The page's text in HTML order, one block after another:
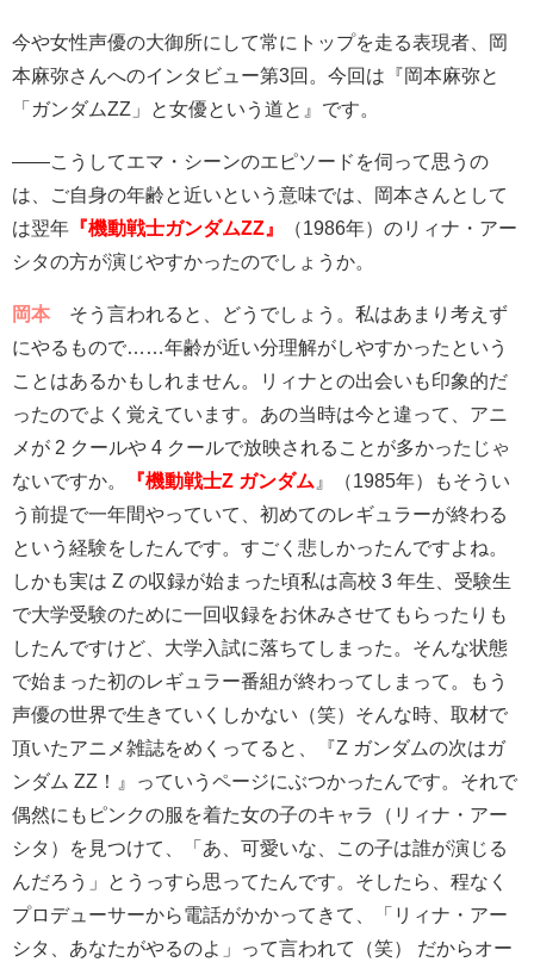
今や女性声優の大御所にして常にトップを走る表現者、岡
本麻弥さんへのインタビュー第3回。今回は『岡本麻弥と
「ガンダムZZ」と女優という道と』です。
――こうしてエマ・シーンのエピソードを伺って思うの
は、ご自身の年齢と近いという意味では、岡本さんとして
は翌年 『機動戦士ガンダムZZ』
（1986年）のリィナ・アー
シタの方が演じやすかったのでしょうか。
岡本 そう言われると、どうでしょう。私はあまり考えず
にやるもので……年齢が近い分理解がしやすかったという
ことはあるかもしれません。リィナとの出会いも印象的だ
ったのでよく覚えています。あの当時は今と違って、アニ
メが 2 クールや 4 クールで放映されることが多かったじゃ
ないですか。
『機動戦士Z ガンダム 』（1985年）もそうい
う前提で一年間やっていて、初めてのレギュラーが終わる
という経験をしたんです。すごく悲しかったんですよね。
しかも実は Z の収録が始まった頃私は高校 3 年生、受験生
で大学受験のために一回収録をお休みさせてもらったりも
したんですけど、大学入試に落ちてしまった。そんな状態
で始まった初のレギュラー番組が終わってしまって。もう
声優の世界で生きていくしかない（笑）そんな時、取材で
頂いたアニメ雑誌をめくってると、『Z ガンダムの次はガ
ンダム ZZ！』っていうページにぶつかったんです。それで
偶然にもピンクの服を着た女の子のキャラ（リィナ・アー
シタ）を見つけて、「あ、可愛いな、この子は誰が演じる
んだろう」とうっすら思ってたんです。そしたら、程なく
プロデューサーから電話がかかってきて、「リィナ・アー
シタ、あなたがやるのよ」って言われて（笑） だからオー